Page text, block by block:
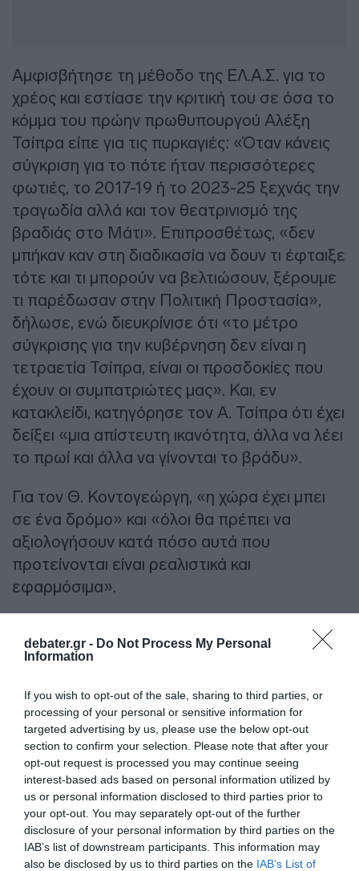
debater.gr - Do Not Process My Personal
Information
If you wish to opt-out of the sale, sharing to third parties, or
processing of your personal or sensitive information for
targeted advertising by us, please use the below opt-out
section to confirm your selection. Please note that after your
opt-out request is processed you may continue seeing
interest-based ads based on personal information utilized by
us or personal information disclosed to third parties prior to
your opt-out. You may separately opt-out of the further
disclosure of your personal information by third parties on the
IAB’s list of downstream participants. This information may
also be disclosed by us to third parties on the IAB’s List of
Αμφισβήτησε τη μέθοδο της ΕΛ.Α.Σ. για το
χρέος και εστίασε την κριτική του σε όσα το
κόμμα του πρώην πρωθυπουργού Αλέξη
Τσίπρα είπε για τις πυρκαγιές: «Όταν κάνεις
σύγκριση για το πότε ήταν περισσότερες
φωτιές, το 2017-19 ή το 2023-25 ξεχνάς την
τραγωδία αλλά και τον θεατρινισμό της
βραδιάς στο Μάτι». Επιπροσθέτως, «δεν
μπήκαν καν στη διαδικασία να δουν τι έφταιξε
τότε και τι μπορούν να βελτιώσουν, ξέρουμε
τι παρέδωσαν στην Πολιτική Προστασία»,
δήλωσε, ενώ διευκρίνισε ότι «το μέτρο
σύγκρισης για την κυβέρνηση δεν είναι η
τετραετία Τσίπρα, είναι οι προσδοκίες που
έχουν οι συμπατριώτες μας». Και, εν
κατακλείδι, κατηγόρησε τον Α. Τσίπρα ότι έχει
δείξει «μια απίστευτη ικανότητα, άλλα να λέει
το πρωί και άλλα να γίνονται το βράδυ».
Για τον Θ. Κοντογεώργη, «η χώρα έχει μπει
σε ένα δρόμο» και «όλοι θα πρέπει να
αξιολογήσουν κατά πόσο αυτά που
προτείνονται είναι ρεαλιστικά και
εφαρμόσιμα».
Ειδικότερα, «στον 1,5 μήνα που έχει ιδρυθεί η
ΕΛ.Α.Σ., ο κ. Τσίπρας έχει προτείνει μέτρα για